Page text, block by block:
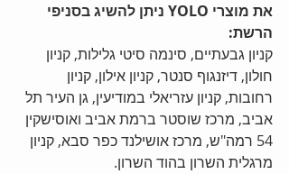
את מוצרי YOLO ניתן להשיג בסניפי
הרשת:
קניון גבעתיים, סינמה סיטי גלילות, קניון
חולון, דיזנגוף סנטר, קניון אילון, קניון
רחובות, קניון עזריאלי במודיעין, גן העיר תל
אביב, מרכז שוסטר ברמת אביב ואוסישקין
54 רמה"ש, מרכז אושילנד כפר סבא, קניון
מרגלית השרון בהוד השרון.